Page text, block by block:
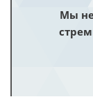
Мы